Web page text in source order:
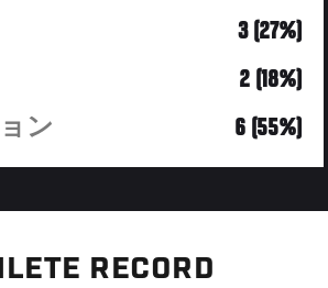
3 (27%)
2 (18%)
ン
6 (55%)
RECORD